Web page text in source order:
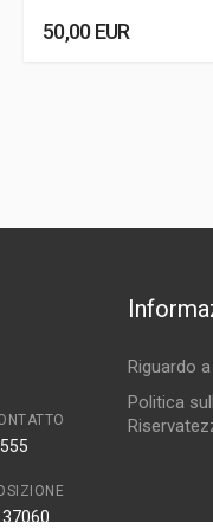
50,00 EUR
Riguardo
Politica